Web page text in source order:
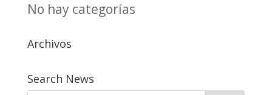
No hay categorías
Archivos
Search News